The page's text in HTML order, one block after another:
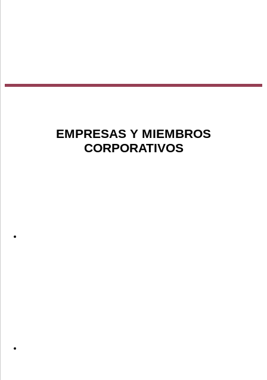
EMPRESAS Y MIEMBROS
CORPORATIVOS